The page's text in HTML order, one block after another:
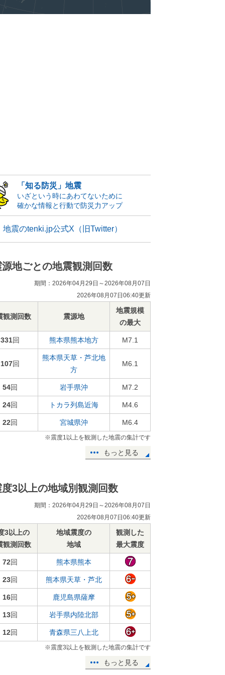
「知る防災」地震
いざという時にあわてないために
確かな情報と行動で防災力アップ
地震のtenki.jp公式X（旧Twitter）
源地ごとの地震観測回数
期間：2026年04月29日～2026年08月07日
2026年08月07日06:40更新
観測回数 震源地
地震規模
の最大
331回 熊本県熊本地方 M7.1
107回
熊本県天草・芦北地
方
M6.1
54回 岩手県沖 M7.2
24回 トカラ列島近海 M4.6
22回 宮城県沖 M6.4
※震度1以上を観測した地震の集計です
もっと見る
度3以上の地域別観測回数
期間：2026年04月29日～2026年08月07日
2026年08月07日06:40更新
3以上の
観測回数
地域震度の
地域
観測した
最大震度
72回 熊本県熊本
23回 熊本県天草・芦北
16回 鹿児島県薩摩
13回 岩手県内陸北部
12回 青森県三八上北
※震度3以上を観測した地震の集計です
もっと見る